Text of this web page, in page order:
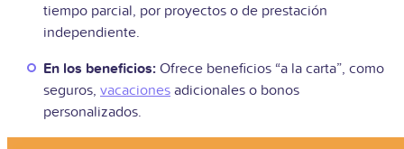
tiempo parcial, por proyectos o de prestación
independiente.
En los beneficios: Ofrece beneficios “a la carta”, como
seguros, vacaciones adicionales o bonos
personalizados.